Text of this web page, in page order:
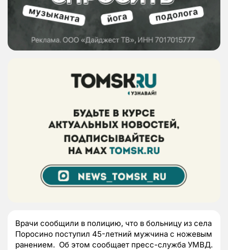
Врачи сообщили в полицию, что в больницу из села
Поросино поступил 45-летний мужчина с ножевым
ранением. Об этом сообщает пресс-служба УМВД.